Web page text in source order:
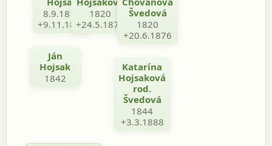
8.9.1811
+9.11.1887
1820
+24.5.1878
Ján
Hojsak
1842
1805
+2.3.1863
Švedová
1820
+20.6.1876
Katarína
Hojsaková
rod.
Švedová
1844
+3.3.1888